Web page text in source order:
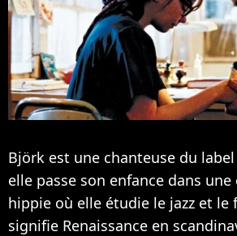
Björk est une chanteuse du label
elle passe son enfance dans
hippie où elle étudie le jazz et le
signifie Renaissance en